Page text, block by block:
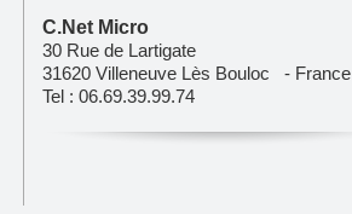
C.Net Micro
30 Rue de Lartigate
31620 Villeneuve Lès Bouloc - France
Tel : 06.69.39.99.74